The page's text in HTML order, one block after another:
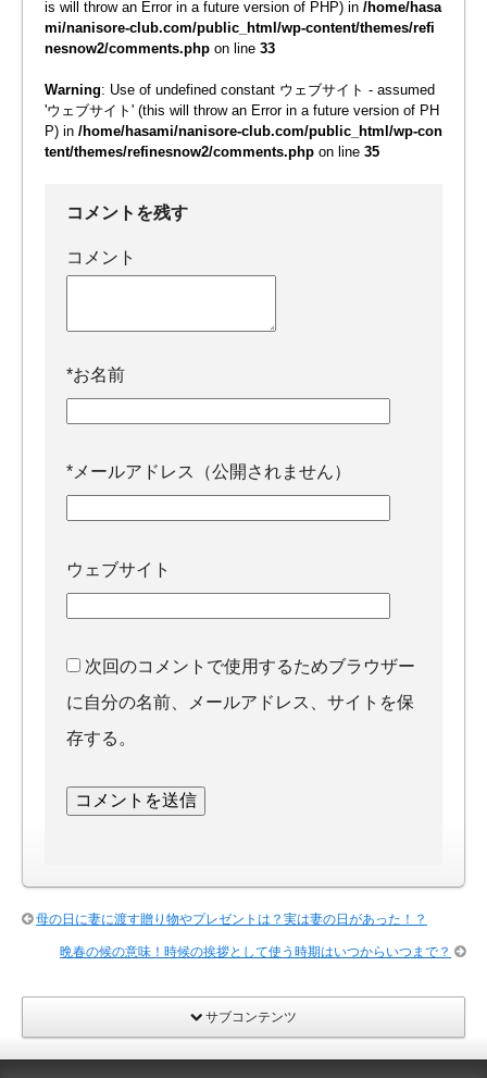
is will throw an Error in a future version of PHP) in /home/hasa
mi/nanisore-club.com/public_html/wp-content/themes/refi
nesnow2/comments.php on line 33
Warning: Use of undefined constant ウェブサイト - assumed
'ウェブサイト' (this will throw an Error in a future version of PH
P) in /home/hasami/nanisore-club.com/public_html/wp-con
tent/themes/refinesnow2/comments.php on line 35
コメントを残す
コメント
*お名前
* メールアドレス（公開されません）
ウェブサイト
次回のコメントで使用するためブラウザー
に自分の名前、メールアドレス、サイトを保
存する。
母の日に妻に渡す贈り物やプレゼントは？実は妻の日があった！？
晩春の候の意味！時候の挨拶として使う時期はいつからいつまで？
サブコンテンツ